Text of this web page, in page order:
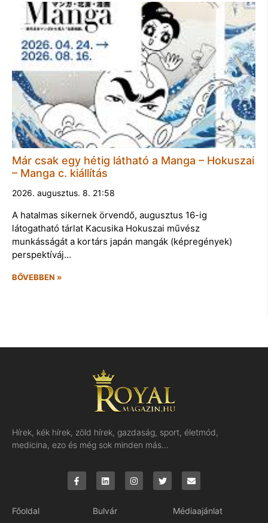
Már csak egy hétig látható a Manga – Hokuszai
– Manga c. kiállítás
2026. augusztus. 8. 21:58
A hatalmas sikernek örvendő, augusztus 16-ig
látogatható tárlat Kacusika Hokuszai művész
munkásságát a kortárs japán mangák (képregények)
perspektíváj…
BŐVEBBEN »
Hírek, kék hírek, zöld hírek, gazdaság, sport, életmód,
medicina, ezo és még sok minden más…
Főoldal
Bulvár
Médiaajánlat